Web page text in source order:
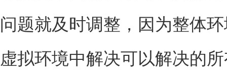
问题就及时调整，因为整体
虚拟环境中解决可以解决的